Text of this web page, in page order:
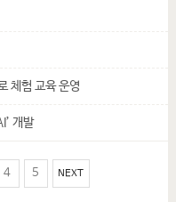
체험 교육 운영
개발
4 5 NEXT